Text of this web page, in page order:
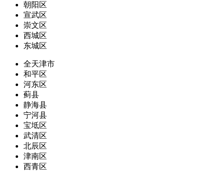
朝阳区
宣武区
崇文区
西城区
东城区
全天津市
和平区
河东区
蓟县
静海县
宁河县
宝坻区
武清区
北辰区
津南区
西青区